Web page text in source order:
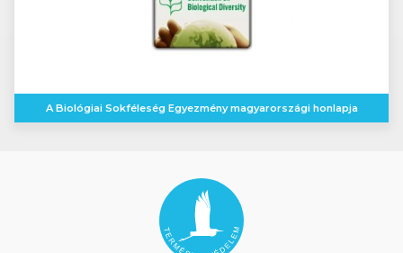
A Biológiai Sokféleség Egyezmény magyarországi honlapja